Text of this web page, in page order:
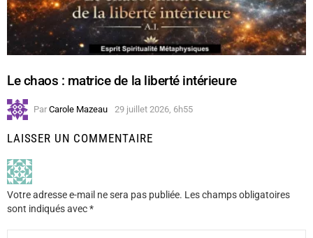
Le chaos : matrice de la liberté intérieure
Par Carole Mazeau 29 juillet 2026, 6h55
LAISSER UN COMMENTAIRE
Votre adresse e-mail ne sera pas publiée. Les champs obligatoires
sont indiqués avec*